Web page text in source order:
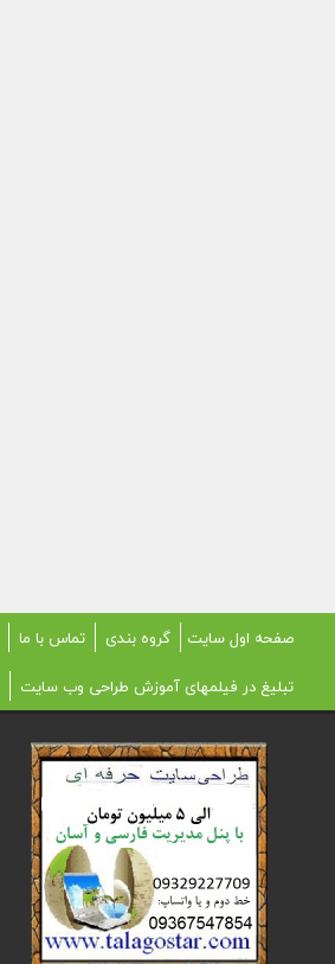
صفحه اول سایت گروه بندی تماس با ما
تبلیغ در فیلمهای آموزش طراحی وب سایت